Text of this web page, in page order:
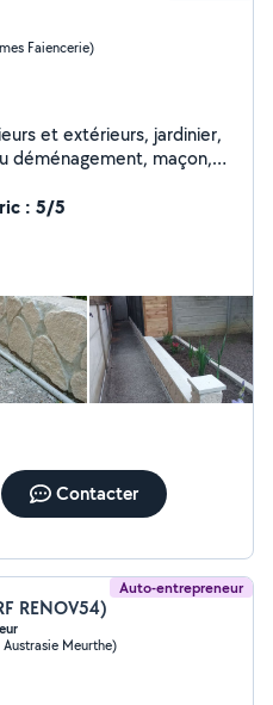
Faiencerie)
et extérieurs, jardinier,
déménagement, maçon,
: 5/5
Contacter
Auto-entrepreneur
RENOV54)
Meurthe)